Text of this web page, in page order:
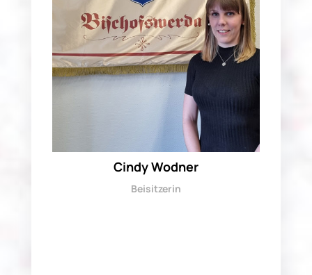
Cindy Wodner
Beisitzerin